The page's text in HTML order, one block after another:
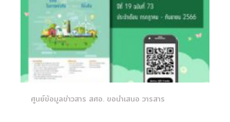
ศูนย์ข้อมูลข่าวสาร สศอ. ขอนำเสนอ วารสาร